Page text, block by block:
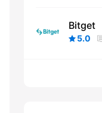
Bitget
5.0